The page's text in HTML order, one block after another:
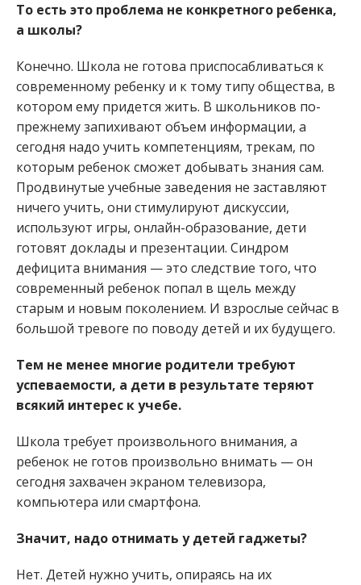
То есть это проблема не конкретного ребенка,
а школы?
Конечно. Школа не готова приспосабливаться к
современному ребенку и к тому типу общества, в
котором ему придется жить. В школьников по-
прежнему запихивают объем информации, а
сегодня надо учить компетенциям, трекам, по
которым ребенок сможет добывать знания сам.
Продвинутые учебные заведения не заставляют
ничего учить, они стимулируют дискуссии,
используют игры, онлайн-образование, дети
готовят доклады и презентации. Синдром
дефицита внимания — это следствие того, что
современный ребенок попал в щель между
старым и новым поколением. И взрослые сейчас в
большой тревоге по поводу детей и их будущего.
Тем не менее многие родители требуют
успеваемости, а дети в результате теряют
всякий интерес к учебе.
Школа требует произвольного внимания, а
ребенок не готов произвольно внимать — он
сегодня захвачен экраном телевизора,
компьютера или смартфона.
Значит, надо отнимать у детей гаджеты?
Нет. Детей нужно учить, опираясь на их